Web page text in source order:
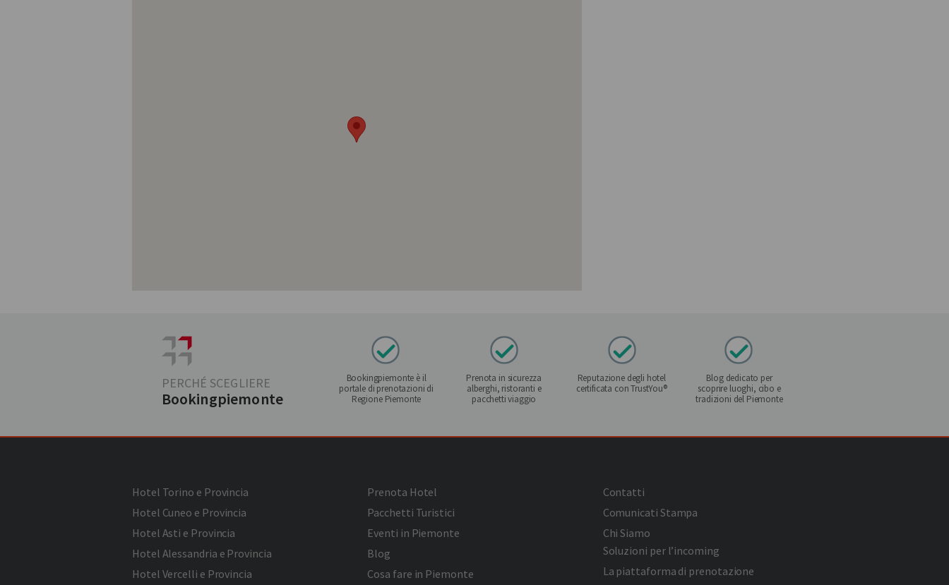
PERCHÉ SCEGLIERE
Bookingpiemonte
Bookingpiemonte è il
portale di prenotazioni di
Regione Piemonte
Prenota in sicurezza
alberghi, ristoranti e
pacchetti viaggio
Reputazione degli hotel
certificata con TrustYou®
Blog dedicato per
scoprire luoghi, cibo e
tradizioni del Piemonte
Hotel Torino e Provincia
Hotel Cuneo e Provincia
Hotel Asti e Provincia
Hotel Alessandria e Provincia
Hotel Vercelli e Provincia
Prenota Hotel
Pacchetti Turistici
Eventi in Piemonte
Blog
Cosa fare in Piemonte
Contatti
Comunicati Stampa
Chi Siamo
Soluzioni per l’incoming
La piattaforma di prenotazione